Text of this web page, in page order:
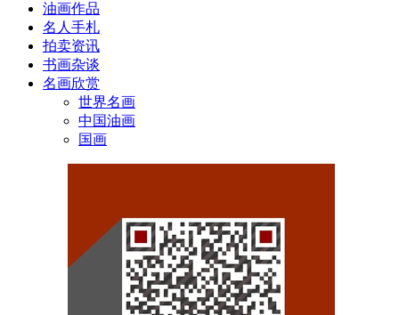
油画作品
名人手札
拍卖资讯
书画杂谈
名画欣赏
世界名画
中国油画
国画